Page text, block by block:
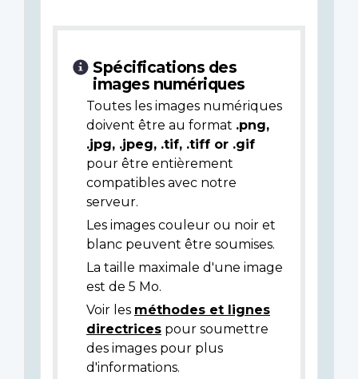
Spécifications des
images numériques
Toutes les images numériques
doivent être au format .png,
.jpg, .jpeg, .tif, .tiff or .gif
pour être entièrement
compatibles avec notre
serveur.
Les images couleur ou noir et
blanc peuvent être soumises.
La taille maximale d'une image
est de 5 Mo.
Voir les méthodes et lignes
directrices pour soumettre
des images pour plus
d'informations.